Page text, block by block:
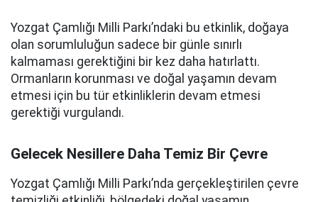
Yozgat Çamlığı Milli Parkı’ndaki bu etkinlik, doğaya
olan sorumluluğun sadece bir günle sınırlı
kalmaması gerektiğini bir kez daha hatırlattı.
Ormanların korunması ve doğal yaşamın devam
etmesi için bu tür etkinliklerin devam etmesi
gerektiği vurgulandı.
Gelecek Nesillere Daha Temiz Bir Çevre
Yozgat Çamlığı Milli Parkı’nda gerçekleştirilen çevre